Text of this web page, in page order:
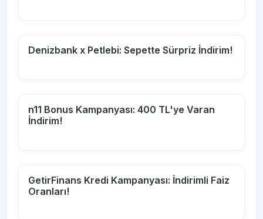
Denizbank x Petlebi: Sepette Sürpriz İndirim!
n11 Bonus Kampanyası: 400 TL'ye Varan
İndirim!
GetirFinans Kredi Kampanyası: İndirimli Faiz
Oranları!